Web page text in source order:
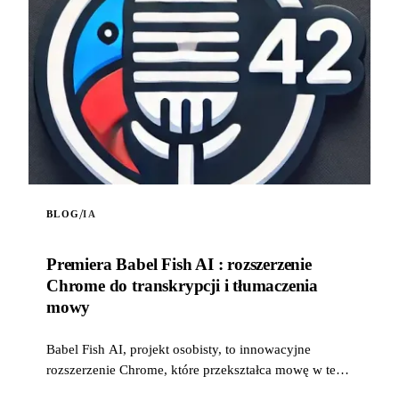
BLOG/IA
Premiera Babel Fish AI : rozszerzenie
Chrome do transkrypcji i tłumaczenia
mowy
Babel Fish AI, projekt osobisty, to innowacyjne
rozszerzenie Chrome, które przekształca mowę w tekst